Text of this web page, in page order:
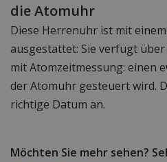
die Atomuhr
Diese Herrenuhr ist mit
ausgestattet: Sie verfügt
mit Atomzeitmessung: einen
der Atomuhr gesteuert wird.
richtige Datum an.
Möchten Sie mehr sehen?